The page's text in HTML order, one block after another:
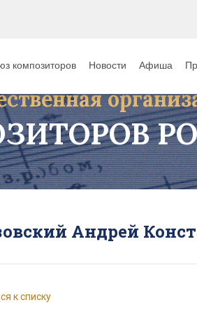
композиторов Новости Афиша
Андрей
к списку